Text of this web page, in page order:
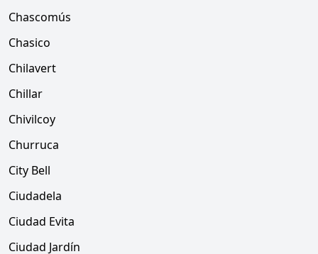
Chascomús
Chasico
Chilavert
Chillar
Chivilcoy
Churruca
City Bell
Ciudadela
Ciudad Evita
Ciudad Jardín